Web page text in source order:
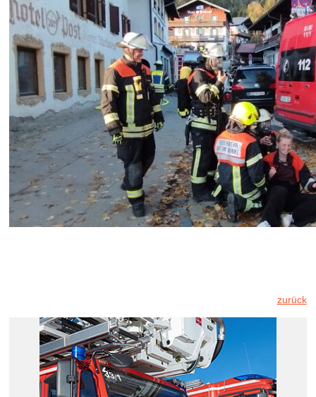
zurück